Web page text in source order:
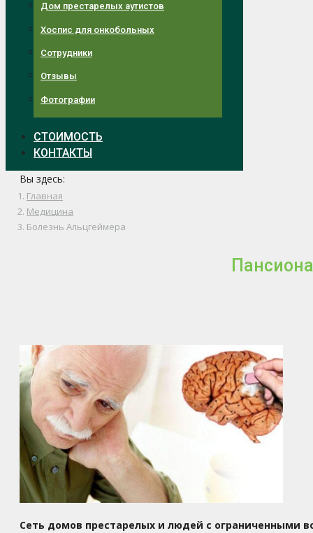
Дом престарелых аутистов
Хоспис для онкобольных
Сотрудники
Отзывы
Фотографии
СТОИМОСТЬ
КОНТАКТЫ
Вы здесь:
Главная
Медицина
Болезнь Альцгеймера
Сеть домов престарелых и людей с ограниченными